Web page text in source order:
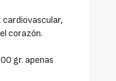
cardiovascular,
corazón.
gr. apenas